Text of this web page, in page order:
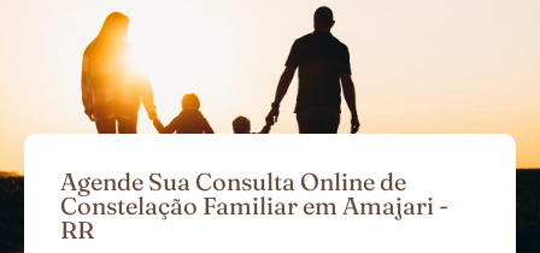
Agende Sua Consulta Online de
Constelação Familiar em Amajari -
RR